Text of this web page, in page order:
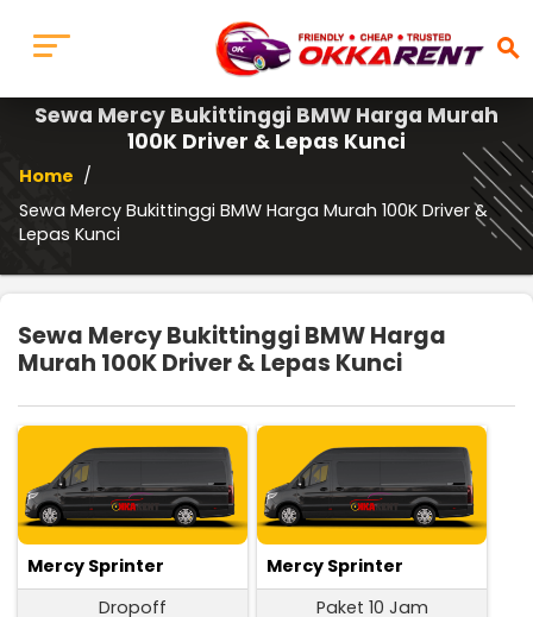
search
Sewa Mercy Bukittinggi BMW Harga Murah
100K Driver & Lepas Kunci
Home /
Sewa Mercy Bukittinggi BMW Harga Murah 100K Driver &
Lepas Kunci
Sewa Mercy Bukittinggi BMW Harga
Murah 100K Driver & Lepas Kunci
Mercy Sprinter
Dropoff
Mercy Sprinter
Paket 10 Jam